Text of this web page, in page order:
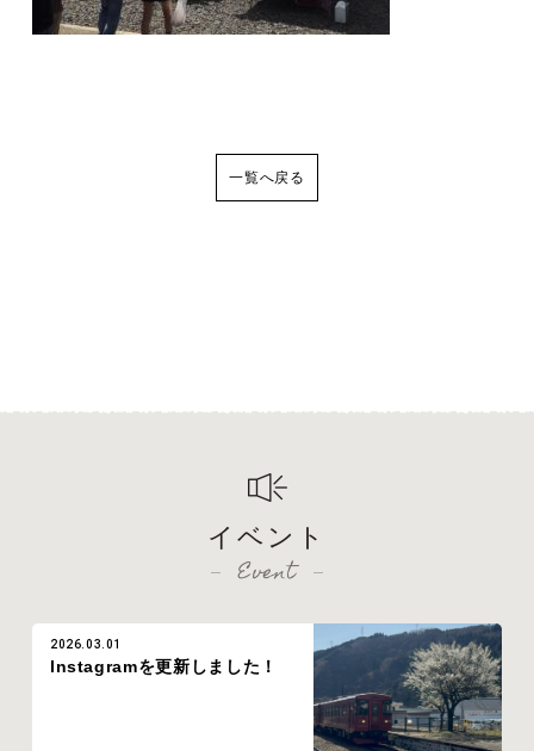
一覧へ戻る
イベント
Event
2026.03.01
Instagramを更新しました！